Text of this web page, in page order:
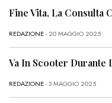
Fine Vita, La Consulta
REDAZIONE- 20 MAGGIO 2025
Va In Scooter Durante
REDAZIONE- 3 MAGGIO 2025